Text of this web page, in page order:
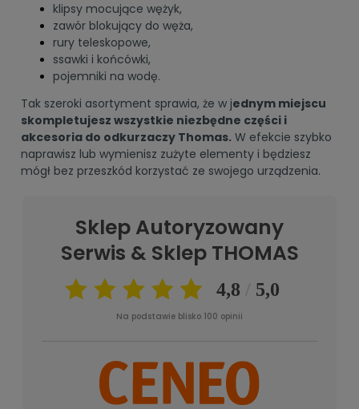
klipsy mocujące wężyk,
zawór blokujący do węża,
rury teleskopowe,
ssawki i końcówki,
pojemniki na wodę.
Tak szeroki asortyment sprawia, że w jednym miejscu
skompletujesz wszystkie niezbędne części i
akcesoria do odkurzaczy Thomas. W efekcie szybko
naprawisz lub wymienisz zużyte elementy i będziesz
mógł bez przeszkód korzystać ze swojego urządzenia.
Sklep Autoryzowany
Serwis & Sklep THOMAS
Na podstawie blisko 100 opinii